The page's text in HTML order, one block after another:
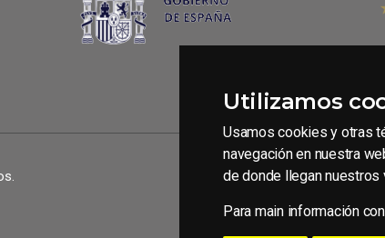
Condiciones generales de
Utilizamos
Usamos cookies y otras
navegación en nuestra
de donde llegan nuestros
Para main información